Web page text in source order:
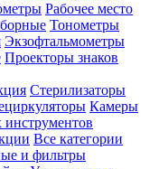
Рабочее место
Тонометры
Экзофтальмометры
Проекторы знаков
Стерилизаторы
Камеры
инструментов
Все категории
и фильтры